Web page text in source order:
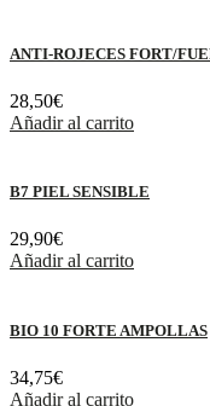
ANTI-ROJECES FORT/
28,50€
Añadir al carrito
B7 PIEL SENSIBLE
29,90€
Añadir al carrito
BIO 10 FORTE AMPOLLAS
34,75€
Añadir al carrito